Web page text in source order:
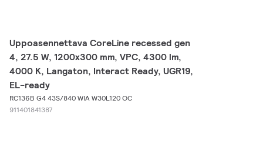
Uppoasennettava CoreLine recessed gen
4, 27.5 W, 1200x300 mm, VPC, 4300 lm,
4000 K, Langaton, Interact Ready, UGR19,
EL-ready
RC136B G4 43S/840 WIA W30L120 OC
911401841387